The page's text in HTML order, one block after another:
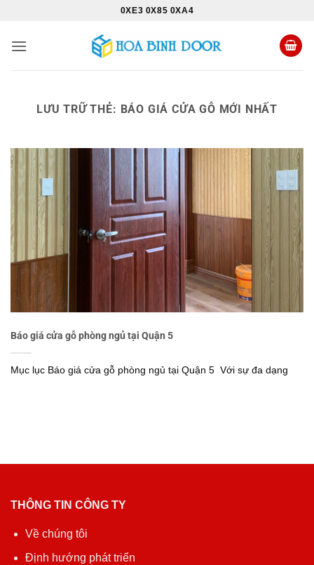
nội
0XE3 0X85 0XA4
LƯU TRỮ THẺ: BÁO GIÁ CỬA GỖ MỚI NHẤT
Báo giá cửa gỗ phòng ngủ tại Quận 5
Mục lục Báo giá cửa gỗ phòng ngủ tại Quận 5 Với sự đa dạng
THÔNG TIN CÔNG TY
Về chúng tôi
Định hướng phát triển